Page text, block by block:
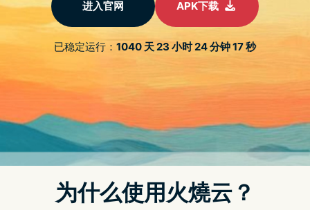
NCC近期公布了2021年下半年至2022年第1季，销售量较高且未
取得资安认证之10款不同厂牌智慧型手机，与5款中国大陆厂牌
手机，进行手机系统内建软体之资安检测，经完成初测、复测及
▲图片来源
NCC公布2021年下半年至2022年第1季15款智慧手
机内建软体资安抽测结果
NCC的内建软体资安抽测主要包括「内建软体应将帐号、通行码
或金钥储存於作业系统保护区内或以加密方式储存」、「内建软